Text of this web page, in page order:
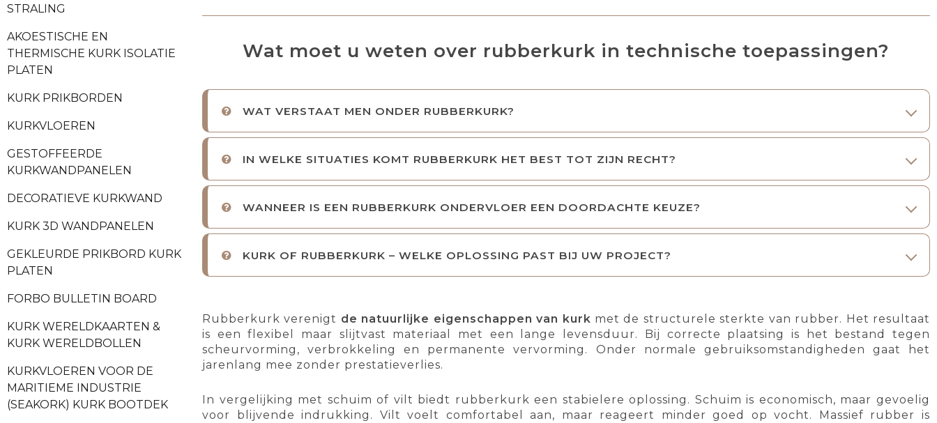
STRALING
AKOESTISCHE EN
THERMISCHE KURK ISOLATIE
PLATEN
KURK PRIKBORDEN
KURKVLOEREN
GESTOFFEERDE
KURKWANDPANELEN
DECORATIEVE KURKWAND
KURK 3D WANDPANELEN
GEKLEURDE PRIKBORD KURK
PLATEN
FORBO BULLETIN BOARD
KURK WERELDKAARTEN &
KURK WERELDBOLLEN
KURKVLOEREN VOOR DE
MARITIEME INDUSTRIE
(SEAKORK) KURK BOOTDEK
Wat moet u weten over rubberkurk in technische toepassingen?
WAT VERSTAAT MEN ONDER RUBBERKURK?
IN WELKE SITUATIES KOMT RUBBERKURK HET BEST TOT ZIJN RECHT?
WANNEER IS EEN RUBBERKURK ONDERVLOER EEN DOORDACHTE KEUZE?
KURK OF RUBBERKURK – WELKE OPLOSSING PAST BIJ UW PROJECT?
Rubberkurk verenigt de natuurlijke eigenschappen van kurk met de structurele sterkte van rubber. Het resultaat
is een flexibel maar slijtvast materiaal met een lange levensduur. Bij correcte plaatsing is het bestand tegen
scheurvorming, verbrokkeling en permanente vervorming. Onder normale gebruiksomstandigheden gaat het
jarenlang mee zonder prestatieverlies.
In vergelijking met schuim of vilt biedt rubberkurk een stabielere oplossing. Schuim is economisch, maar gevoelig
voor blijvende indrukking. Vilt voelt comfortabel aan, maar reageert minder goed op vocht. Massief rubber is